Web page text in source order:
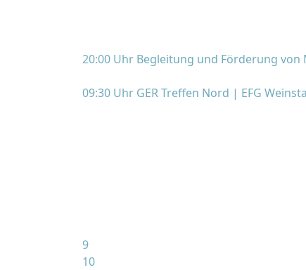
20:00 Uhr Begleitung und Förderung
09:30 Uhr GER Treffen Nord | EFG
9
10